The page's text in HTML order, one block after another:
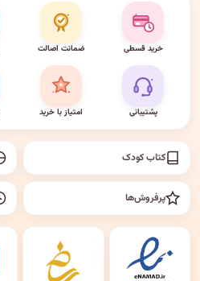
خرید قسطی ضمانت اصالت
پشتیبانی امتیاز با خرید
کتاب کودک
پرفروش‌ها